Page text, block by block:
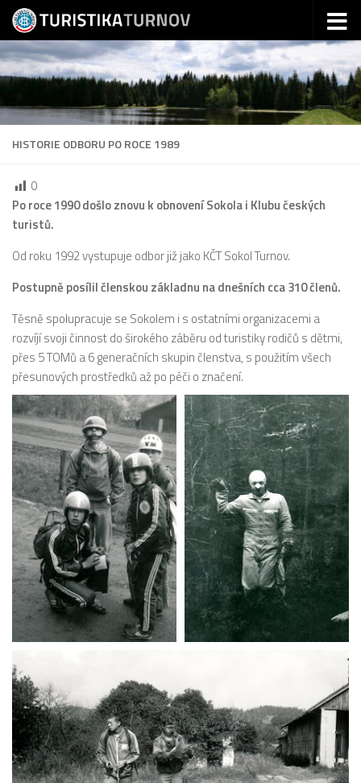
Skip to content
HISTORIE ODBORU PO ROCE 1989
0
Po roce 1990 došlo znovu k obnovení Sokola i Klubu českých
turistů.
Od roku 1992 vystupuje odbor již jako KČT Sokol Turnov.
Postupně posílil členskou základnu na dnešních cca 310 členů.
Těsně spolupracuje se Sokolem i s ostatními organizacemi a
rozvíjí svoji činnost do širokého záběru od turistiky rodičů s dětmi,
přes 5 TOMů a 6 generačních skupin členstva, s použitím všech
přesunových prostředků až po péči o značení.